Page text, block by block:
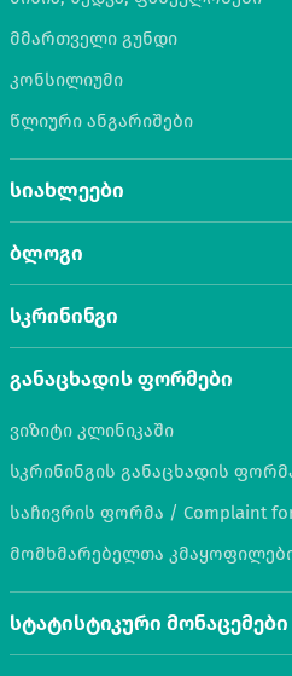
მმართველი გუნდი
კონსილიუმი
წლიური ანგარიშები
სიახლეები
ბლოგი
სკრინინგი
განაცხადის ფორმები
ვიზიტი კლინიკაში
სკრინინგის განაცხადის
საჩივრის ფორმა / Complaint
მომხმარებელთა
სტატისტიკური მონაცემები